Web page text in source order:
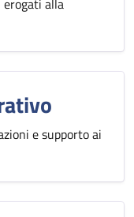
erogati alla
e supporto ai